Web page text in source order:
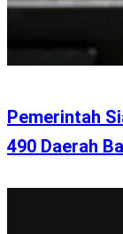
Pemerintah
490 Daerah